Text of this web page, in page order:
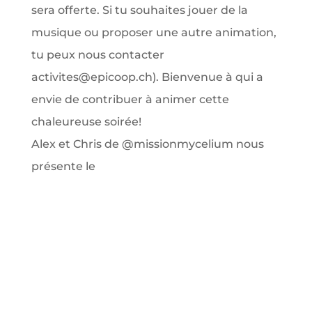
Alex et Chris de @missionmycelium nous
présente le